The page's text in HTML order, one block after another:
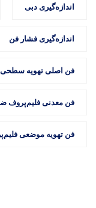
اندازه‌گیری دبی
اندازه‌گیری فشار فن
فن اصلی تهویه سطحی
فن معدنی فلیم‌پروف
فن تهویه موضعی